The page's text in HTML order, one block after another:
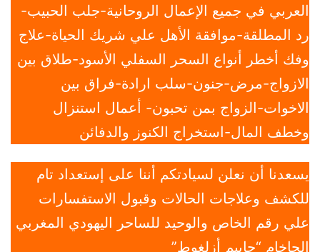
العربي في جميع الإعمال الروحانية-جلب الحبيب-
رد المطلقة-موافقة الأهل علي شريك الحياة-علاج
وفك أخطر أنواع السحر السفلي الأسود-طلاق بين
الازواج-مرض-جنون-سلب ارادة-فراق بين
الاخوات-الزواج بمن تحبون- أعمال استنزال
وخطف المال-استخراج الكنوز والدفائن
يسعدنا أن نعلن لسيادتكم أننا على إستعداد تام
للكشف وعلاجات الحالات وقبول الاستفسارات
علي رقم الخاص والوحيد للساحر اليهودي المغربي
الحاخام “حاييم أزلغوط”